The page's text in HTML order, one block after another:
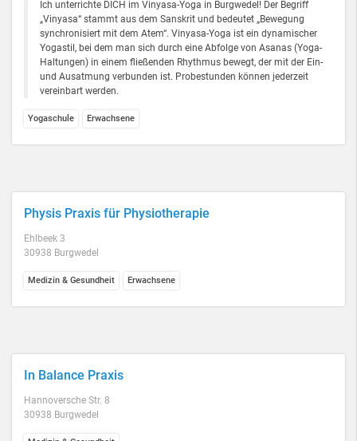
Ich unterrichte DICH im Vinyasa-Yoga in Burgwedel! Der Begriff
„Vinyasa“ stammt aus dem Sanskrit und bedeutet „Bewegung
synchronisiert mit dem Atem“. Vinyasa-Yoga ist ein dynamischer
Yogastil, bei dem man sich durch eine Abfolge von Asanas (Yoga-
Haltungen) in einem fließenden Rhythmus bewegt, der mit der Ein-
und Ausatmung verbunden ist. Probestunden können jederzeit
vereinbart werden.
Yogaschule Erwachsene
Physis Praxis für Physiotherapie
Ehlbeek 3
30938 Burgwedel
Medizin & Gesundheit Erwachsene
In Balance Praxis
Hannoversche Str. 8
30938 Burgwedel